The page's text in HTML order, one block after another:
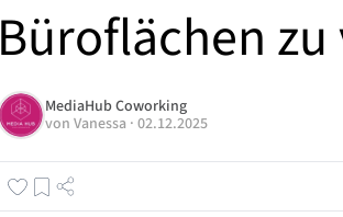
Büroflächen
MediaHub Coworking
von Vanessa · 02.12.2025